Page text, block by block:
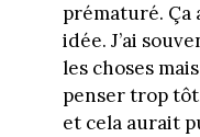
prématuré.
idée. J’ai
les choses
penser trop
et cela aurait